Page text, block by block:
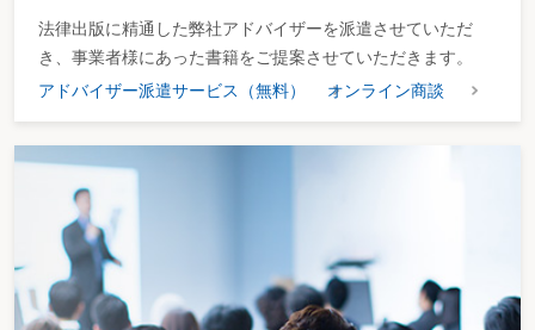
法律出版に精通した弊社アドバイザーを派遣させていただ
き、事業者様にあった書籍をご提案させていただきます。
アドバイザー派遣サービス（無料）
オンライン商談